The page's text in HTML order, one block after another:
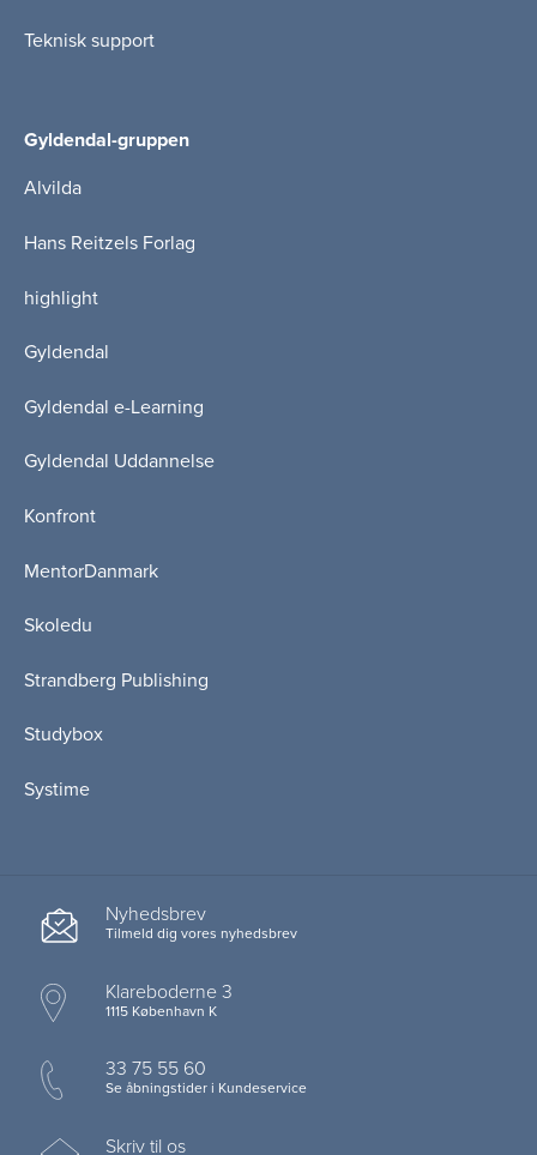
Teknisk support
Gyldendal-gruppen
Alvilda
Hans Reitzels Forlag
highlight
Gyldendal
Gyldendal e-Learning
Gyldendal Uddannelse
Konfront
MentorDanmark
Skoledu
Strandberg Publishing
Studybox
Systime
Nyhedsbrev
Tilmeld dig vores nyhedsbrev
Klareboderne 3
1115 København K
33 75 55 60
Se åbningstider i Kundeservice
Skriv til os